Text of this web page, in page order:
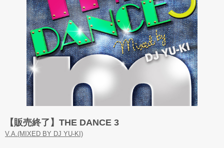
【販売終了】THE DANCE 3
V.A.(MIXED BY DJ YU-KI)